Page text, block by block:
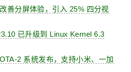
善分屏体验，引入 25% 四分视
已升级到 Linux Kernel 6.3
2 系统发布，支持小米、一加